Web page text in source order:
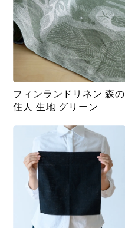
フィンランドリネン 森の
住人 生地 グリーン